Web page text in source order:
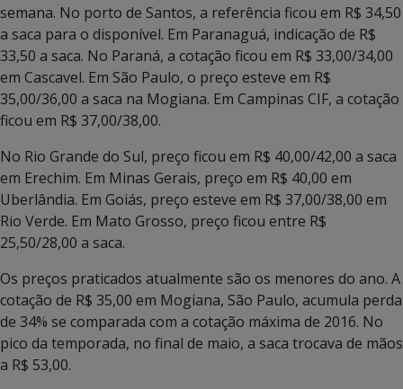
semana. No porto de Santos, a referência ficou em R$ 34,50
a saca para o disponível. Em Paranaguá, indicação de R$
33,50 a saca. No Paraná, a cotação ficou em R$ 33,00/34,00
em Cascavel. Em São Paulo, o preço esteve em R$
35,00/36,00 a saca na Mogiana. Em Campinas CIF, a cotação
ficou em R$ 37,00/38,00.
No Rio Grande do Sul, preço ficou em R$ 40,00/42,00 a saca
em Erechim. Em Minas Gerais, preço em R$ 40,00 em
Uberlândia. Em Goiás, preço esteve em R$ 37,00/38,00 em
Rio Verde. Em Mato Grosso, preço ficou entre R$
25,50/28,00 a saca.
Os preços praticados atualmente são os menores do ano. A
cotação de R$ 35,00 em Mogiana, São Paulo, acumula perda
de 34% se comparada com a cotação máxima de 2016. No
pico da temporada, no final de maio, a saca trocava de mãos
a R$ 53,00.